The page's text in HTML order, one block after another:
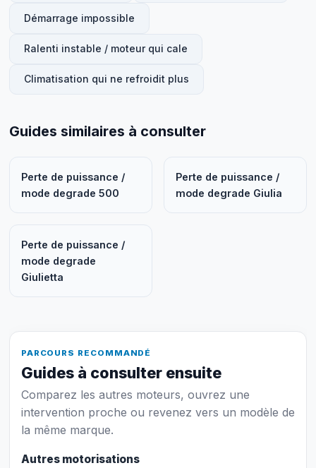
Démarrage impossible
Ralenti instable / moteur qui cale
Climatisation qui ne refroidit plus
Guides similaires à consulter
Perte de puissance /
mode degrade 500
Perte de puissance /
mode degrade Giulia
Perte de puissance /
mode degrade
Giulietta
PARCOURS RECOMMANDÉ
Guides à consulter ensuite
Comparez les autres moteurs, ouvrez une
intervention proche ou revenez vers un modèle de
la même marque.
Autres motorisations